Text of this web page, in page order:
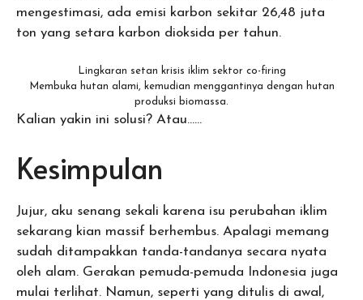
mengestimasi, ada emisi karbon sekitar 26,48 juta
ton yang setara karbon dioksida per tahun.
Lingkaran setan krisis iklim sektor co-firing
Membuka hutan alami, kemudian menggantinya dengan hutan
produksi biomassa.
Kalian yakin ini solusi? Atau……
Kesimpulan
Jujur, aku senang sekali karena isu perubahan iklim
sekarang kian massif berhembus. Apalagi memang
sudah ditampakkan tanda-tandanya secara nyata
oleh alam. Gerakan pemuda-pemuda Indonesia juga
mulai terlihat. Namun, seperti yang ditulis di awal,